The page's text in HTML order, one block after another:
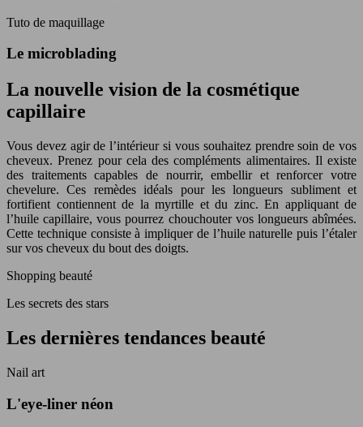
Tuto de maquillage
Le microblading
La nouvelle vision de la cosmétique
capillaire
Vous devez agir de l’intérieur si vous souhaitez prendre soin de vos
cheveux. Prenez pour cela des compléments alimentaires. Il existe
des traitements capables de nourrir, embellir et renforcer votre
chevelure. Ces remèdes idéals pour les longueurs subliment et
fortifient contiennent de la myrtille et du zinc. En appliquant de
l’huile capillaire, vous pourrez chouchouter vos longueurs abîmées.
Cette technique consiste à impliquer de l’huile naturelle puis l’étaler
sur vos cheveux du bout des doigts.
Shopping beauté
Les secrets des stars
Les dernières tendances beauté
Nail art
L'eye-liner néon